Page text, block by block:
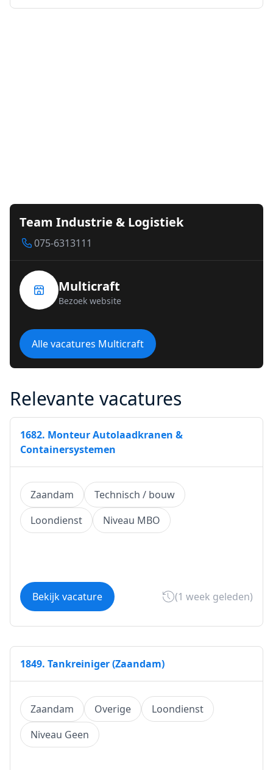
Team Industrie & Logistiek
075-6313111
Multicraft
Bezoek website
Alle vacatures Multicraft
Relevante vacatures
1682. Monteur Autolaadkranen &
Containersystemen
Zaandam
Technisch / bouw
Loondienst
Niveau MBO
Bekijk vacature (1 week geleden)
1849. Tankreiniger (Zaandam)
Zaandam Overige
Loondienst
Niveau Geen